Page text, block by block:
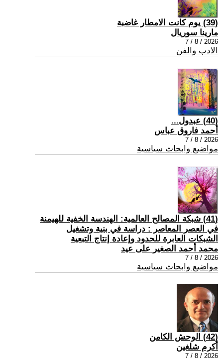
(39) يوم كانت الامطار غاضبة
مارينا سوريال
2026 / 8 / 7
الادب والفن
(40) عبدول...
أحمد فاروق عباس
2026 / 8 / 7
مواضيع وابحاث سياسية
(41) شبكة المصالح العالمية: الهندسة الخفية للهيمنة
في العصر المعاصر : دراسة في بنية وتشغيل
الشبكات العابرة للحدود وإعادة إنتاج التبعية
محمد أحمد الصغير على عيد
2026 / 8 / 7
مواضيع وابحاث سياسية
(42) الوحش الكامن
أكرم شلغين
2026 / 8 / 7